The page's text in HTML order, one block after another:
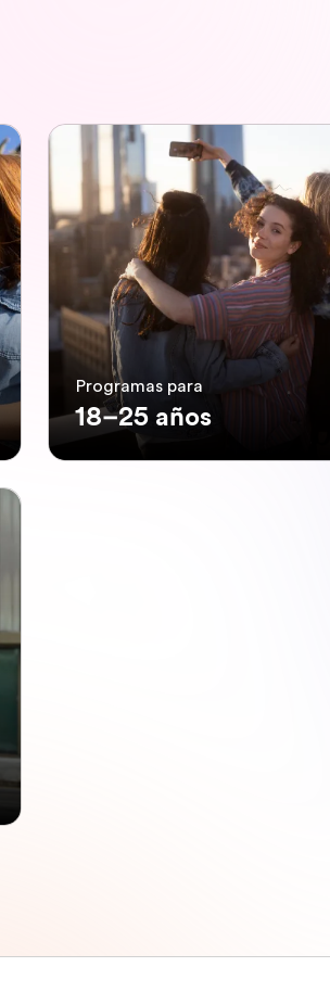
Programas para
18–25 años